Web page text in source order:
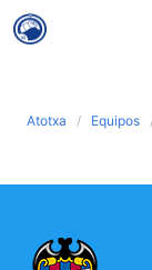
Atotxa Equipos